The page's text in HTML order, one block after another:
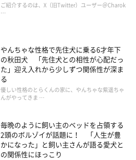
ご紹介するのは、X（旧Twitter）ユーザー＠Charok
…
やんちゃな性格で先住犬に乗る6才年下
の秋田犬 「先住犬との相性が心配だっ
た」迎え入れから少しずつ関係性が深ま
る
優しい性格のとらくんの家に、やんちゃな紫遥ちゃ
んがやってきま …
毎晩のように飼い主のベッドを占領する
2頭のボルゾイが話題に！ 「人生が豊
かになった」と飼い主さんが語る愛犬と
の関係性にほっこり